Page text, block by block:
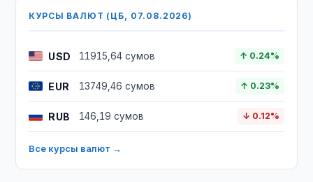
КУРСЫ ВАЛЮТ (ЦБ, 07.08.2026)
USD 11915,64 сумов ↑ 0.24%
EUR 13749,46 сумов ↑ 0.23%
RUB 146,19 сумов ↓ 0.12%
Все курсы валют →